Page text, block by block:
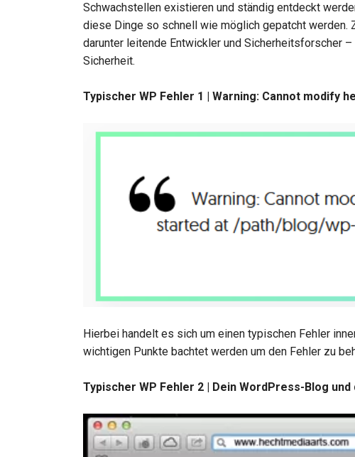
Schwachstellen existieren und ständig entdeckt
diese Dinge so schnell wie möglich gepatcht werden.
darunter leitende Entwickler und Sicherheitsforscher
Sicherheit.
Typischer WP Fehler 1 | Warning: Cannot modify
Hierbei handelt es sich um einen typischen Fehler
wichtigen Punkte bachtet werden um den Fehler zu
Typischer WP Fehler 2 | Dein WordPress-Blog